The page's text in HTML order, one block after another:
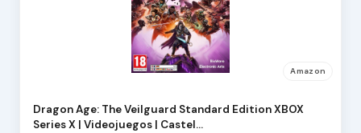
Amazon
Dragon Age: The Veilguard Standard Edition XBOX
Series X | Videojuegos | Castel…